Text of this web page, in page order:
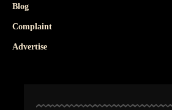
Blog
Complaint
Advertise